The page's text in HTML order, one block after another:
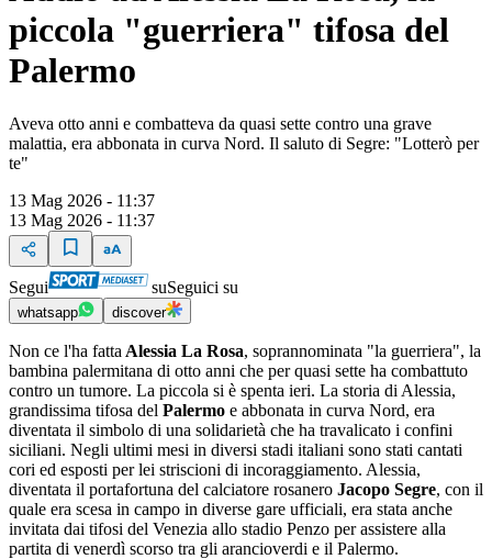
piccola "guerriera" tifosa del
Palermo
Aveva otto anni e combatteva da quasi sette contro una grave
malattia, era abbonata in curva Nord. Il saluto di Segre: "Lotterò per
te"
13 Mag 2026 - 11:37
13 Mag 2026 - 11:37
Segui suSeguici su
whatsapp discover
Non ce l'ha fatta Alessia La Rosa, soprannominata "la guerriera", la
bambina palermitana di otto anni che per quasi sette ha combattuto
contro un tumore. La piccola si è spenta ieri. La storia di Alessia,
grandissima tifosa del Palermo e abbonata in curva Nord, era
diventata il simbolo di una solidarietà che ha travalicato i confini
siciliani. Negli ultimi mesi in diversi stadi italiani sono stati cantati
cori ed esposti per lei striscioni di incoraggiamento. Alessia,
diventata il portafortuna del calciatore rosanero Jacopo Segre, con il
quale era scesa in campo in diverse gare ufficiali, era stata anche
invitata dai tifosi del Venezia allo stadio Penzo per assistere alla
partita di venerdì scorso tra gli arancioverdi e il Palermo.